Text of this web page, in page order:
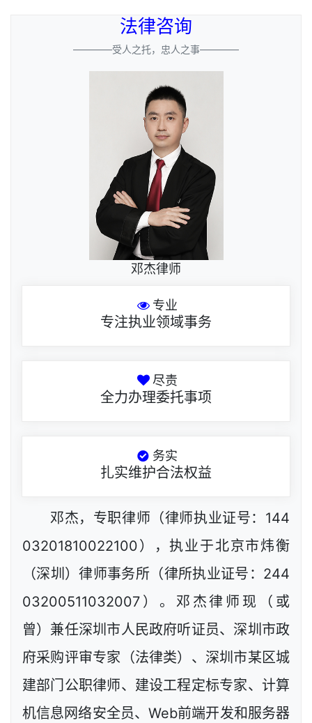
法律咨询
————受人之托，忠人之事————
邓杰律师
专业
专注执业领域事务
尽责
全力办理委托事项
务实
扎实维护合法权益
邓杰，专职律师（律师执业证号：144
03201810022100），执业于北京市炜衡
（深圳）律师事务所（律所执业证号：244
03200511032007）。邓杰律师现（或
曾）兼任深圳市人民政府听证员、深圳市政
府采购评审专家（法律类）、深圳市某区城
建部门公职律师、建设工程定标专家、计算
机信息网络安全员、Web前端开发和服务器